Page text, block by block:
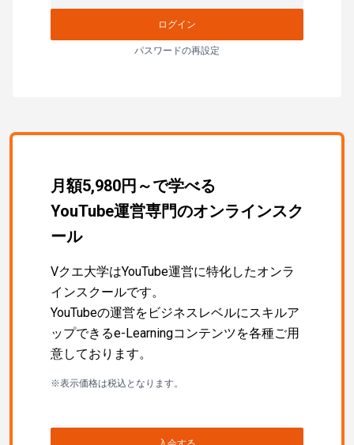
ログイン
パスワードの再設定
月額5,980円～で学べる
YouTube運営専門のオンラインスク
ール
Vクエ大学はYouTube運営に特化したオンラ
インスクールです。
YouTubeの運営をビジネスレベルにスキルア
ップできるe-Learningコンテンツを各種ご用
意しております。
※表示価格は税込となります。